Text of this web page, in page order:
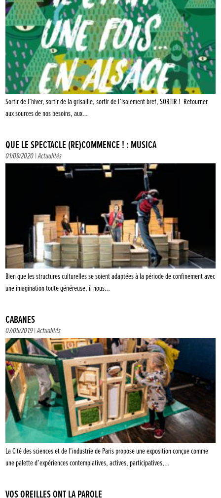
Sortir de l’hiver, sortir de la grisaille, sortir de l’isolement bref, SORTIR ! Retourner
aux sources de nos besoins, aux…
QUE LE SPECTACLE (RE)COMMENCE ! : MUSICA
01/09/2020 |Actualités
Bien que les structures culturelles se soient adaptées à la période de confinement avec
une imagination toute généreuse, il nous…
CABANES
07/05/2019 |Actualités
La Cité des sciences et de l’industrie de Paris propose une exposition conçue comme
une palette d’expériences contemplatives, actives, participatives,…
VOS OREILLES ONT LA PAROLE